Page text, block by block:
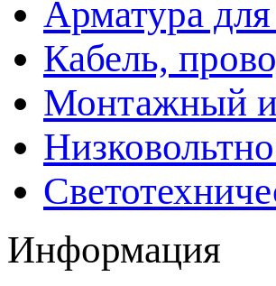
Арматура
Кабель,
Монтажный
Информация